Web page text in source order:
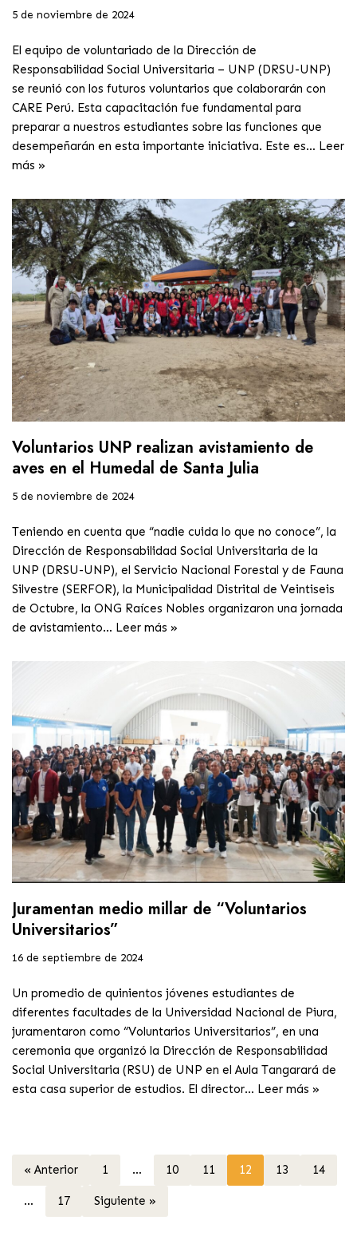
5 de noviembre de 2024
El equipo de voluntariado de la Dirección de
Responsabilidad Social Universitaria – UNP (DRSU-UNP)
se reunió con los futuros voluntarios que colaborarán con
CARE Perú. Esta capacitación fue fundamental para
preparar a nuestros estudiantes sobre las funciones que
desempeñarán en esta importante iniciativa. Este es… Leer
más »
Voluntarios UNP realizan avistamiento de
aves en el Humedal de Santa Julia
5 de noviembre de 2024
Teniendo en cuenta que “nadie cuida lo que no conoce”, la
Dirección de Responsabilidad Social Universitaria de la
UNP (DRSU-UNP), el Servicio Nacional Forestal y de Fauna
Silvestre (SERFOR), la Municipalidad Distrital de Veintiseis
de Octubre, la ONG Raíces Nobles organizaron una jornada
de avistamiento… Leer más »
Juramentan medio millar de “Voluntarios
Universitarios”
16 de septiembre de 2024
Un promedio de quinientos jóvenes estudiantes de
diferentes facultades de la Universidad Nacional de Piura,
juramentaron como “Voluntarios Universitarios”, en una
ceremonia que organizó la Dirección de Responsabilidad
Social Universitaria (RSU) de UNP en el Aula Tangarará de
esta casa superior de estudios. El director… Leer más »
« Anterior 1 … 10 11 12 13 14
… 17 Siguiente »